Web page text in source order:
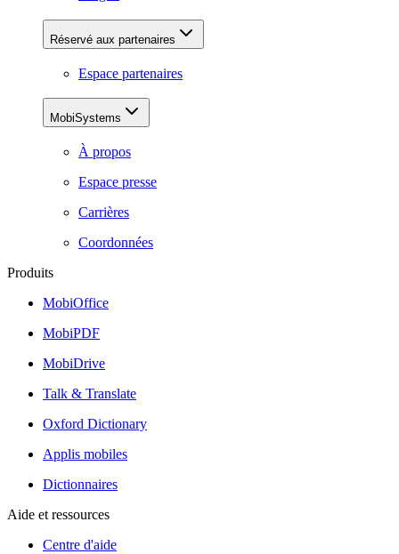
Réservé aux partenaires
Espace partenaires
MobiSystems
À propos
Espace presse
Carrières
Coordonnées
Produits
MobiOffice
MobiPDF
MobiDrive
Talk & Translate
Oxford Dictionary
Applis mobiles
Dictionnaires
Aide et ressources
Centre d'aide